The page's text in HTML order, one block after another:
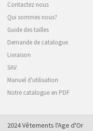
Contactez nous
Qui sommes nous?
Guide des tailles
Demande de catalogue
Livraison
SAV
Manuel d'utilisation
Notre catalogue en PDF
2024 Vêtements l'Age d'Or